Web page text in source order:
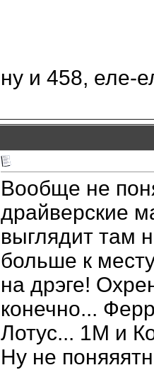
ну и 458, еле-
Вообще не
драйверские
выглядит там
больше к
на дрэге!
конечно...
Лотус... 1М и
Ну не